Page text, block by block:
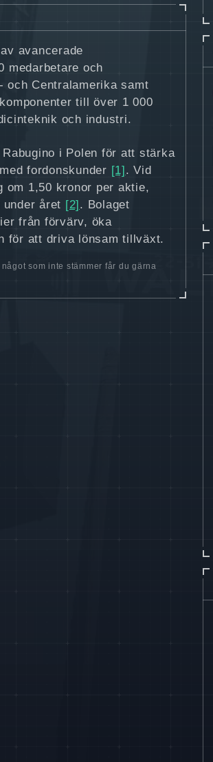
avancerade
medarbetare och
och Centralamerika samt
till över 1 000
och industri.
i Polen för att stärka
fordonskunder [1] . Vid
om 1,50 kronor per aktie,
året [2] . Bolaget
från förvärv, öka
för att driva lönsam tillväxt.
som inte stämmer får du gärna